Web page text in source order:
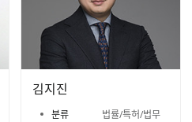
김지진
분류
법률/특허/법무